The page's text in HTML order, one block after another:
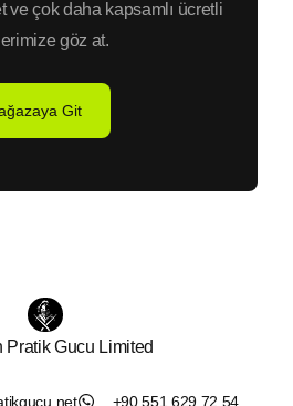
ve çok daha kapsamlı ücretli
göz at.
Git
Pratik Gucu Limited
+90 551 629 72 54